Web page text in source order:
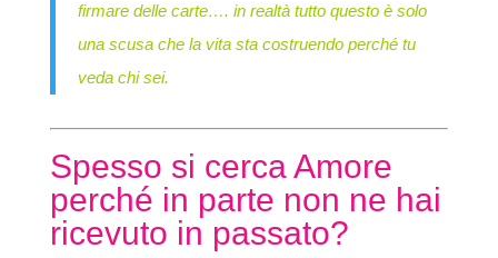
firmare delle carte…. in realtà tutto questo è solo
una scusa che la vita sta costruendo perché tu
veda chi sei.
Spesso si cerca Amore
perché in parte non ne hai
ricevuto in passato?